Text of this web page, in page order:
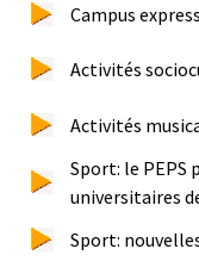
Campus express
Activités
Activités
Sport: le PEPS
universitaires
Sport: